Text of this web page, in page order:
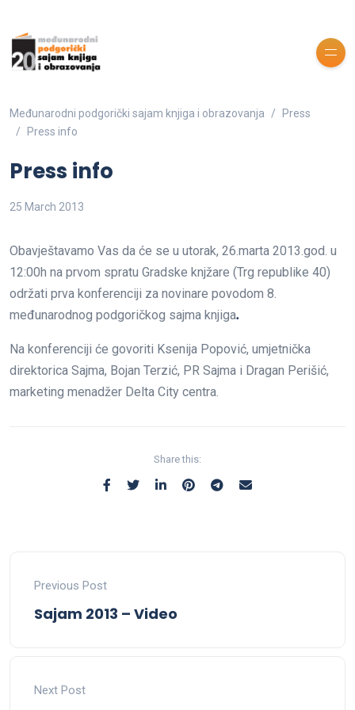
Međunarodni podgorički sajam knjiga i obrazovanja
Press
Press info
Press info
25 March 2013
Obavještavamo Vas da će se u utorak, 26.marta 2013.god. u
12:00h na prvom spratu Gradske knjžare (Trg republike 40)
održati prva konferenciji za novinare povodom 8.
međunarodnog podgoričkog sajma knjiga.
Na konferenciji će govoriti Ksenija Popović, umjetnička
direktorica Sajma, Bojan Terzić, PR Sajma i Dragan Perišić,
marketing menadžer Delta City centra.
Share this:
Previous Post
Sajam 2013 – Video
Next Post